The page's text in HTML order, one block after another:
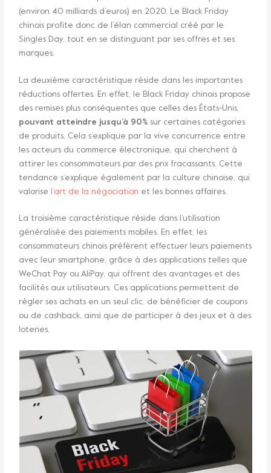
(environ 40 milliards d’euros) en 2020. Le Black Friday
chinois profite donc de l’élan commercial créé par le
Singles Day, tout en se distinguant par ses offres et ses
marques.
La deuxième caractéristique réside dans les importantes
réductions offertes. En effet, le Black Friday chinois propose
des remises plus conséquentes que celles des États-Unis,
pouvant atteindre jusqu’à 90% sur certaines catégories
de produits. Cela s’explique par la vive concurrence entre
les acteurs du commerce électronique, qui cherchent à
attirer les consommateurs par des prix fracassants. Cette
tendance s’explique également par la culture chinoise, qui
valorise
l’art de la négociation et les bonnes affaires.
La troisième caractéristique réside dans l’utilisation
généralisée des paiements mobiles. En effet, les
consommateurs chinois préfèrent effectuer leurs paiements
avec leur smartphone, grâce à des applications telles que
WeChat Pay ou AliPay, qui offrent des avantages et des
facilités aux utilisateurs. Ces applications permettent de
régler ses achats en un seul clic, de bénéficier de coupons
ou de cashback, ainsi que de participer à des jeux et à des
loteries.